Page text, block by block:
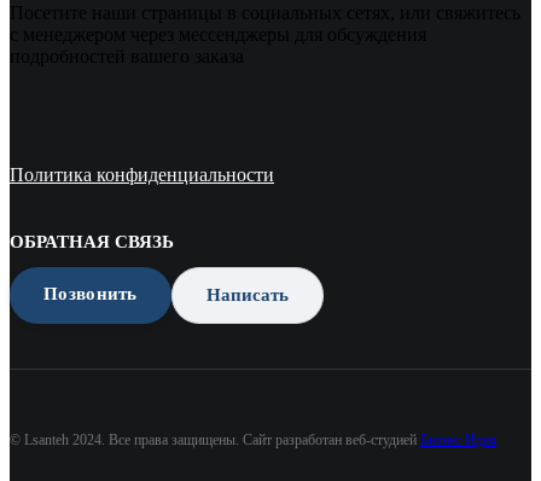
Посетите наши страницы в социальных сетях, или свяжитесь
с менеджером через мессенджеры для обсуждения
подробностей вашего заказа
Политика конфиденциальности
ОБРАТНАЯ СВЯЗЬ
Позвонить Написать
© Lsanteh 2024. Все права защищены. Сайт разработан веб-студией Бизнес Идея